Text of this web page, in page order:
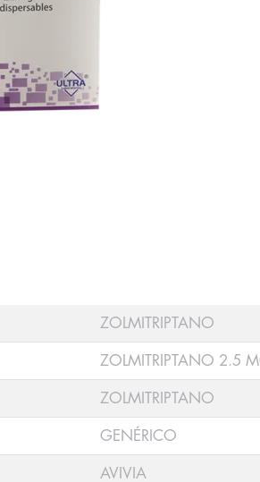
ZOLMITRIPTANO
ZOLMITRIPTANO 2.5
ZOLMITRIPTANO
GENÉRICO
AVIVIA